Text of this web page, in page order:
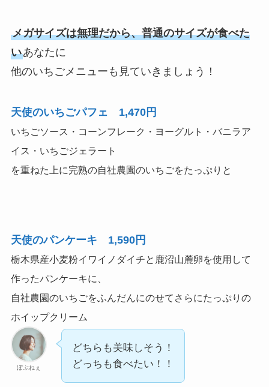
メガサイズは無理だから、普通のサイズが食べた
いあなたに
他のいちごメニューも見ていきましょう！
天使のいちごパフェ 1,470円
いちごソース・コーンフレーク・ヨーグルト・バニラア
イス・いちごジェラート
を重ねた上に完熟の自社農園のいちごをたっぷりと
天使のパンケーキ 1,590円
栃木県産小麦粉イワイノダイチと鹿沼山麓卵を使用して
作ったパンケーキに、
自社農園のいちごをふんだんにのせてさらにたっぷりの
ホイップクリーム
ぼぶねぇ
どちらも美味しそう！
どっちも食べたい！！